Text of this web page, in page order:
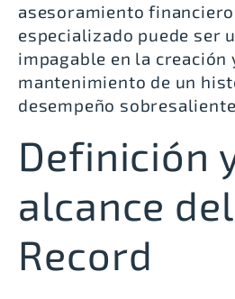
asesoramiento financiero
especializado puede ser
impagable en la creación
mantenimiento de un
desempeño
Definición
alcance
Record